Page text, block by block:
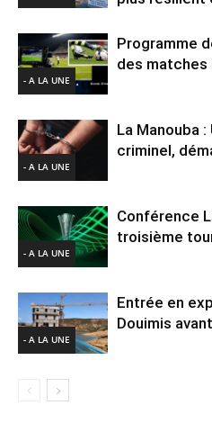
- A LA UNE
Programme
des matches
- A LA UNE
La Manouba
criminel,
- A LA UNE
Conférence
troisième
- A LA UNE
Entrée en
Douimis